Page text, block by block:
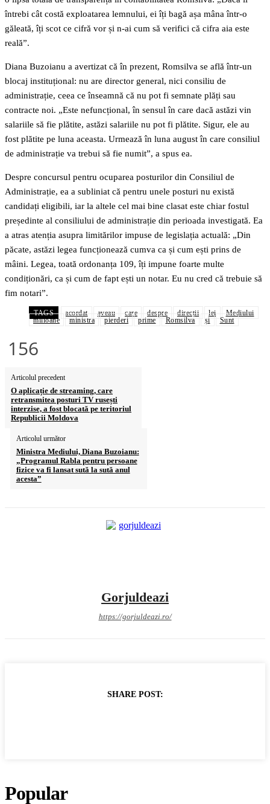
întrebi cât costă exploatarea lemnului, ei îți bagă așa mâna într-o
găleată, îți scot ce cifră vor și n-ai cum să verifici că cifra aia este
reală”.
Diana Buzoianu a avertizat că în prezent, Romsilva se află într-un
blocaj instituțional: nu are director general, nici consiliu de
administrație, ceea ce înseamnă că nu pot fi semnate plăți sau
contracte noi. „Este nefuncțional, în sensul în care dacă astăzi vin
salariile să fie plătite, astăzi salariile nu pot fi plătite. Sigur, ele au
fost plătite pe luna aceasta. Urmează în luna august în care consiliul
de administrație va trebui să fie numit”, a spus ea.
Despre concursul pentru ocuparea posturilor din Consiliul de
Administrație, ea a subliniat că pentru unele posturi nu există
candidați eligibili, iar la altele cel mai bine clasat este chiar fostul
președinte al consiliului de administrație din perioada investigată. Ea
a atras atenția asupra limitărilor impuse de legislația actuală: „Din
păcate, astăzi legea funcționează cumva ca și cum ești prins de
mâini. Legea, toată ordonanța 109, îți impune foarte multe
condiționări, ca și cum de fapt ești un notar. Eu nu cred că trebuie să
fim notari”.
TAGS acordat aveau care despre direcții lei
Mediului
milioane
ministra pierderi prime Romsilva și Sunt
156
Articolul precedent
O aplicație de streaming, care
retransmitea posturi TV rusești
interzise, a fost blocată pe teritoriul
Republicii Moldova
Articolul următor
Ministra Mediului, Diana Buzoianu:
„Programul Rabla pentru persoane
fizice va fi lansat sută la sută anul
acesta”
Gorjuldeazi
https://gorjuldeazi.ro/
SHARE POST:
Popular